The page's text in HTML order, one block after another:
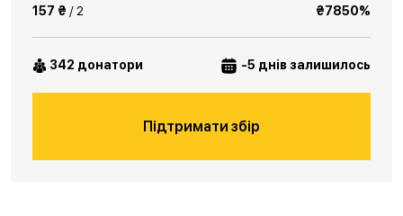
157 ₴ / 2 ₴7850%
342 донатори -5 днів залишилось
Підтримати збір